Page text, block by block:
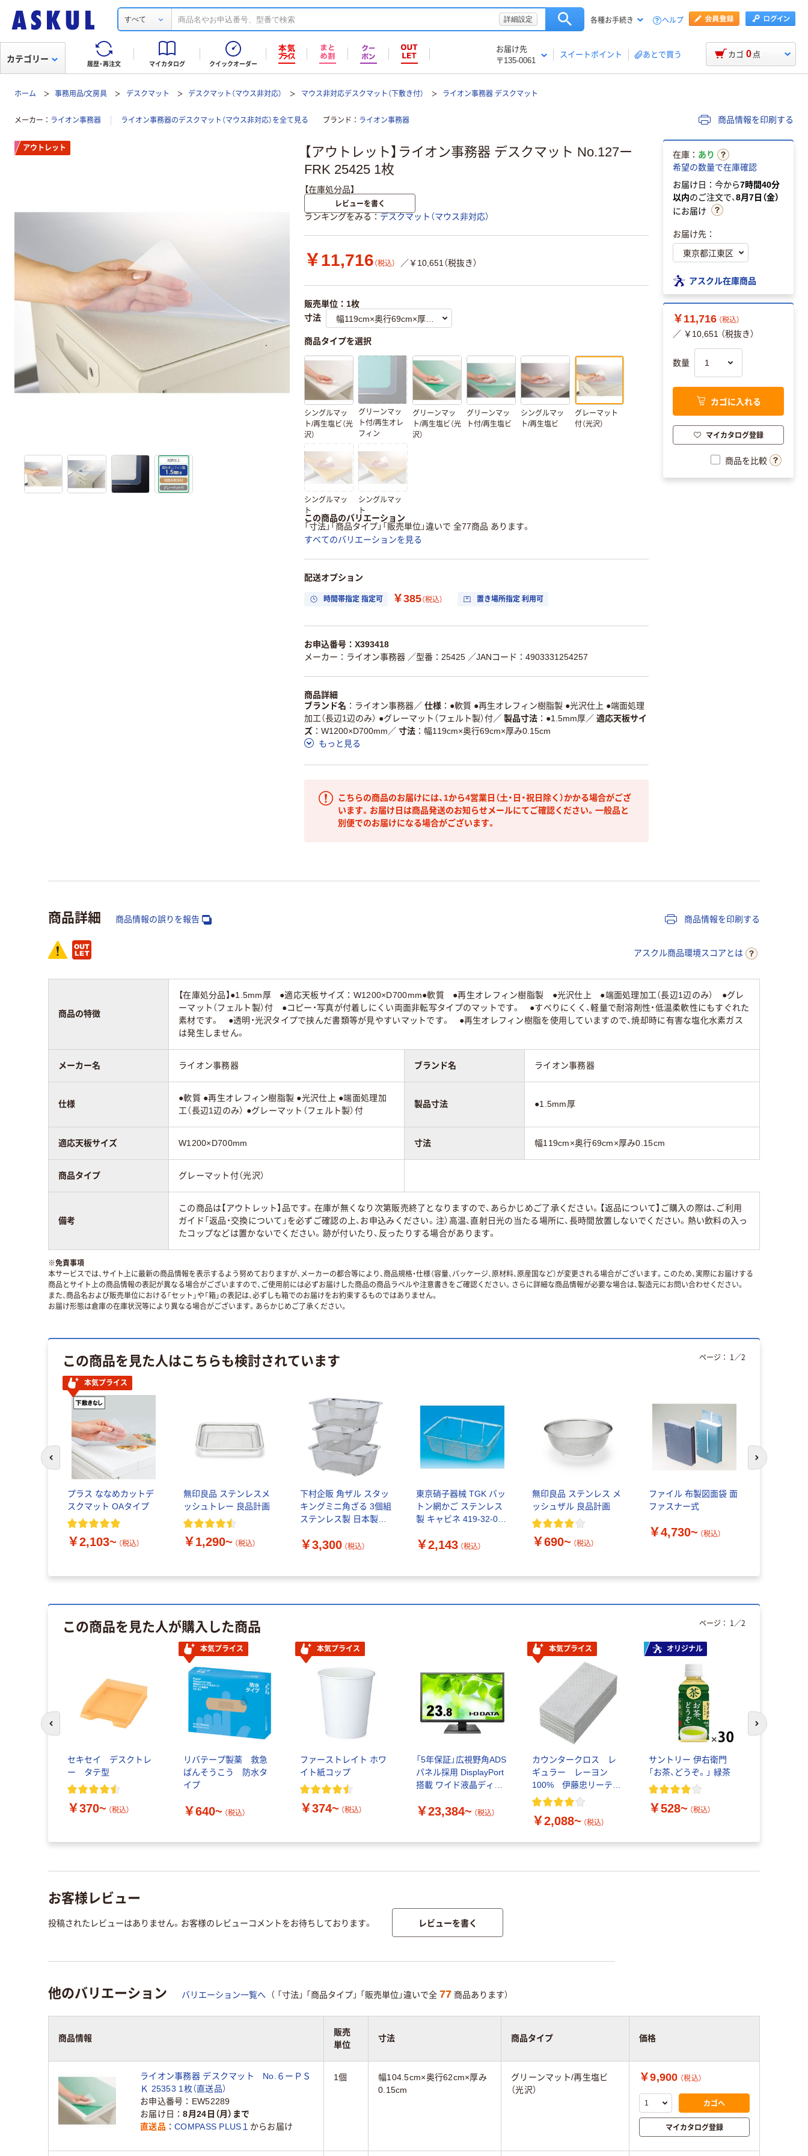
すべて 詳細設定 各種お手続き ヘルプ
履歴・再注文 マイカタログ クイックオーダー
お届け先
〒135-0061
スイートポイント あとで買う
カテゴリー カゴ 0 点
ホーム 事務用品/文房具 デスクマット デスクマット（マウス非対応） マウス非対応デスクマット（下敷き付） ライオン事務器 デスクマット
メーカー ライオン事務器 ライオン事務器のデスクマット（マウス非対応）を全て見る ブランド ライオン事務器 商品情報を印刷する
【アウトレット】ライオン事務器 デスクマット No.127ー
FRK 25425 1枚
【在庫処分品】
レビューを書く
ランキングをみる デスクマット（マウス非対応）
￥11,716 （税込） ／￥10,651（税抜き）
販売単位：1枚
寸法
商品タイプを選択
シングルマッ
ト/再生塩ビ（光
沢）
グリーンマッ
ト付/再生オレ
フィン
グリーンマッ
ト/再生塩ビ（光
沢）
グリーンマッ
ト付/再生塩ビ
シングルマッ
ト/再生塩ビ
グレーマット
付（光沢）
シングルマッ
ト
シングルマッ
ト
この商品のバリエーション
「寸法」「商品タイプ」「販売単位」違いで 全77商品 あります。
すべてのバリエーションを見る
配送オプション
時間帯指定 指定可 ￥385（税込） 置き場所指定 利用可
お申込番号：X393418
メーカー：ライオン事務器 ／型番：25425 ／JANコード：4903331254257
商品詳細
ブランド名
ライオン事務器／ 仕様
●軟質 ●再生オレフィン樹脂製 ●光沢仕上 ●端面処理
加工（長辺1辺のみ） ●グレーマット（フェルト製）付／ 製品寸法 ●1.5mm厚／ 適応天板サイ
ズ
W1200×D700mm ／ 寸法
幅119cm×奥行69cm×厚み0.15cm
もっと見る
こちらの商品のお届けには、1から4営業日（土・日・祝日除く）かかる場合がござ
います。お届け日は商品発送のお知らせメールにてご確認ください。一般品と
別便でのお届けになる場合がございます。
アウトレット
在庫： あり
希望の数量で在庫確認
お届け日：今から7時間40分
以内のご注文で、8月7日（金）
にお届け
お届け先：
アスクル在庫商品
￥11,716 （税込）
／ ￥10,651 （税抜き）
数量
カゴに入れる
マイカタログ登録
商品を比較
商品詳細 商品情報の誤りを報告 商品情報を印刷する
アスクル商品環境スコアとは
商品の特徴
【在庫処分品】●1.5mm厚 ●適応天板サイズ：W1200×D700mm●軟質 ●再生オレフィン樹脂製 ●光沢仕上 ●端面処理加工（長辺1辺のみ） ●グレ
ーマット（フェルト製）付 ●コピー・写真が付着しにくい両面非転写タイプのマットです。 ●すべりにくく、軽量で耐溶剤性・低温柔軟性にもすぐれた
素材です。 ●透明・光沢タイプで挟んだ書類等が見やすいマットです。 ●再生オレフィン樹脂を使用していますので、焼却時に有害な塩化水素ガス
は発生しません。
メーカー名 ライオン事務器 ブランド名 ライオン事務器
仕様
●軟質 ●再生オレフィン樹脂製 ●光沢仕上 ●端面処理加
工（長辺1辺のみ） ●グレーマット（フェルト製）付
製品寸法 ●1.5mm厚
適応天板サイズ W1200×D700mm 寸法 幅119cm×奥行69cm×厚み0.15cm
商品タイプ グレーマット付（光沢）
備考
この商品は【アウトレット】品です。在庫が無くなり次第販売終了となりますので、あらかじめご了承ください。【返品について】ご購入の際は、ご利用
ガイド「返品・交換について」を必ずご確認の上、お申込みください。注）高温、直射日光の当たる場所に、長時間放置しないでください。熱い飲料の入っ
たコップなどは置かないでください。跡が付いたり、反ったりする場合があります。
※免責事項
本サービスでは、サイト上に最新の商品情報を表示するよう努めておりますが、メーカーの都合等により、商品規格・仕様（容量、パッケージ、原材料、原産国など）が変更される場合がございます。このため、実際にお届けする
商品とサイト上の商品情報の表記が異なる場合がございますので、ご使用前には必ずお届けした商品の商品ラベルや注意書きをご確認ください。さらに詳細な商品情報が必要な場合は、製造元にお問い合わせください。
また、商品名および販売単位における「セット」や「箱」の表記は、必ずしも箱でのお届けをお約束するものではありません。
お届け形態は倉庫の在庫状況等により異なる場合がございます。あらかじめご了承ください。
この商品を見た人はこちらも検討されています
本気プライス
プラス ななめカットデ
スクマット OAタイプ
￥2,103~ （税込）
無印良品 ステンレスメ
ッシュトレー 良品計画
￥1,290~ （税込）
下村企販 角ザル スタッ
キングミニ角ざる 3個組
ステンレス製 日本製
￥3,300 （税込）
東京硝子器械 TGK バッ
トン網かご ステンレス
製 キャビネ 419-32-06-
品）
￥2,143 （税込）
無印良品 ステンレス メ
ッシュザル 良品計画
￥690~ （税込）
ファイル 布製図面袋 面
ファスナー式
￥4,730~ （税込）
ページ： 1 ／2
前のスライドへ 次のスライド
この商品を見た人が購入した商品
セキセイ デスクトレ
ー タテ型
￥370~ （税込）
本気プライス
リバテープ製薬 救急
ばんそうこう 防水タ
イプ
￥640~ （税込）
本気プライス
ファーストレイト ホワ
イト紙コップ
￥374~ （税込）
「5年保証」広視野角ADS
パネル採用 DisplayPort
搭載 ワイド液晶ディス
オー・データ
￥23,384~ （税込）
本気プライス
カウンタークロス レ
ギュラー レーヨン
100% 伊藤忠リーテイ
リンク
￥2,088~ （税込）
オリジナル
サントリー 伊右衛門
「お茶、どうぞ。」 緑茶
￥528~ （税込）
ページ： 1 ／2
次のスライド
お客様レビュー
投稿されたレビューはありません。お客様のレビューコメントをお待ちしております。 レビューを書く
他のバリエーション バリエーション一覧へ （ 「寸法」 「商品タイプ」 「販売単位」違いで全 77 商品あります）
商品情報
販売
単位
寸法 商品タイプ 価格
ライオン事務器 デスクマット No.６ーＰＳ
Ｋ 25353 1枚（直送品）
お申込番号
EW52289
お届け日
8月24日（月）まで
直送品
COMPASS PLUS１ からお届け
1個
幅104.5cm×奥行62cm×厚み
0.15cm
グリーンマット/再生塩ビ
（光沢）
￥9,900 （税込）
カゴへ
マイカタログ登録